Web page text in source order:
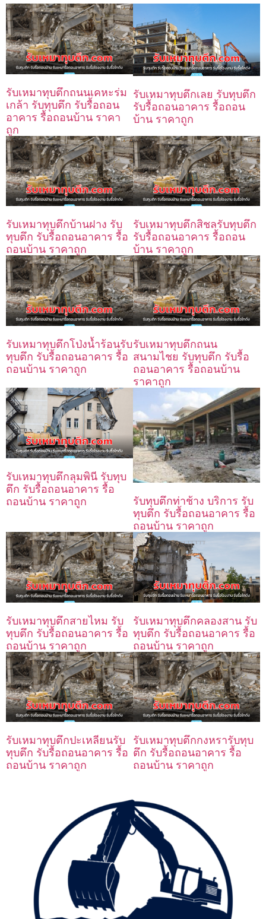
รับเหมาทุบตึกถนนเคหะร่ม
เกล้า รับทุบตึก รับรื้อถอน
อาคาร รื้อถอนบ้าน ราคา
ถูก
รับเหมาทุบตึกเลย รับทุบตึก
รับรื้อถอนอาคาร รื้อถอน
บ้าน ราคาถูก
รับเหมาทุบตึกบ้านฝาง รับ
ทุบตึก รับรื้อถอนอาคาร รื้อ
ถอนบ้าน ราคาถูก
รับเหมาทุบตึกสิชลรับทุบตึก
รับรื้อถอนอาคาร รื้อถอน
บ้าน ราคาถูก
รับเหมาทุบตึกโป่งน้ำร้อนรับ
ทุบตึก รับรื้อถอนอาคาร รื้อ
ถอนบ้าน ราคาถูก
รับเหมาทุบตึกถนน
สนามไชย รับทุบตึก รับรื้อ
ถอนอาคาร รื้อถอนบ้าน
ราคาถูก
รับเหมาทุบตึกลุมพินี รับทุบ
ตึก รับรื้อถอนอาคาร รื้อ
ถอนบ้าน ราคาถูก
รับทุบตึกท่าช้าง บริการ รับ
ทุบตึก รับรื้อถอนอาคาร รื้อ
ถอนบ้าน ราคาถูก
รับเหมาทุบตึกสายไหม รับ
ทุบตึก รับรื้อถอนอาคาร รื้อ
ถอนบ้าน ราคาถูก
รับเหมาทุบตึกคลองสาน รับ
ทุบตึก รับรื้อถอนอาคาร รื้อ
ถอนบ้าน ราคาถูก
รับเหมาทุบตึกปะเหลียนรับ
ทุบตึก รับรื้อถอนอาคาร รื้อ
ถอนบ้าน ราคาถูก
รับเหมาทุบตึกกงหรารับทุบ
ตึก รับรื้อถอนอาคาร รื้อ
ถอนบ้าน ราคาถูก